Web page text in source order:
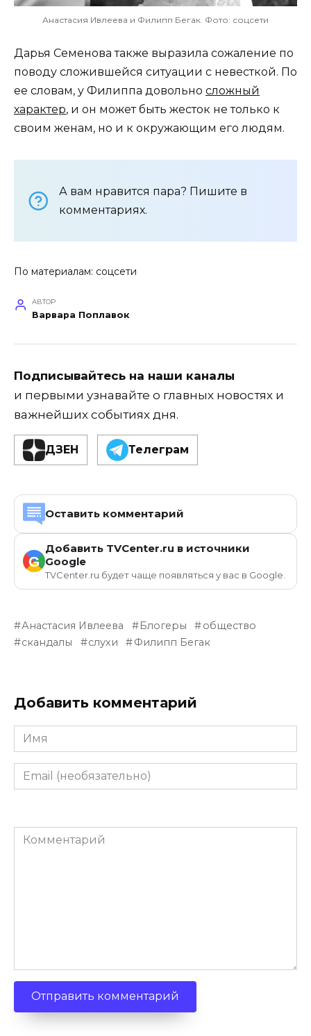
Анастасия Ивлеева и Филипп Бегак. Фото: соцсети
Дарья Семенова также выразила сожаление по
поводу сложившейся ситуации с невесткой. По
ее словам, у Филиппа довольно сложный
характер, и он может быть жесток не только к
своим женам, но и к окружающим его людям.
А вам нравится пара? Пишите в
комментариях.
По материалам: соцсети
АВТОР
Варвара Поплавок
Подписывайтесь на наши каналы
и первыми узнавайте о главных новостях и
важнейших событиях дня.
ДЗЕН Телеграм
Оставить комментарий
G
Добавить TVCenter.ru в источники
Google
TVCenter.ru будет чаще появляться у вас в Google.
Анастасия Ивлеева Блогеры
общество
скандалы
слухи Филипп Бегак
Добавить комментарий
Имя
Email
(необязательно)
Комментарий